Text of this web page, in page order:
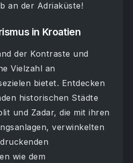
an der Adriaküste!
in Kroatien
der Kontraste und
Vielzahl an
bietet. Entdecken
historischen Städte
und Zadar, die mit ihren
verwinkelten
wie dem